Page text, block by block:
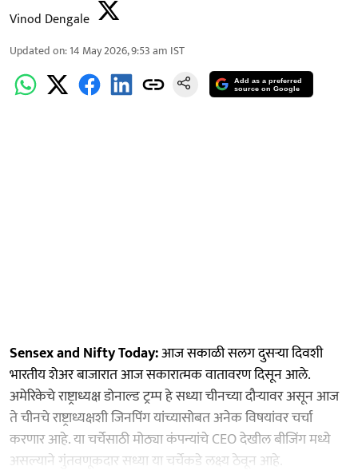
Vinod Dengale
Updated on:14 May 2026, 9:53 am IST
Add as a preferred
source on Google
Sensex and Nifty Today:आज सकाळी सलग दुसऱ्या दिवशी
भारतीय शेअर बाजारात आज सकारात्मक वातावरण दिसून आले.
अमेरिकेचे राष्ट्राध्यक्ष डोनाल्ड ट्रम्प हे सध्या चीनच्या दौऱ्यावर असून आज
ते चीनचे राष्ट्राध्यक्षशी जिनपिंग यांच्यासोबत अनेक विषयांवर चर्चा
करणार आहे. या चर्चेसाठी मोठ्या कंपन्यांचे CEO देखील बीजिंग मध्ये
असल्याने गुंतवणूकदार सध्या या चर्चेकडे लक्ष्य ठेवून आहे.